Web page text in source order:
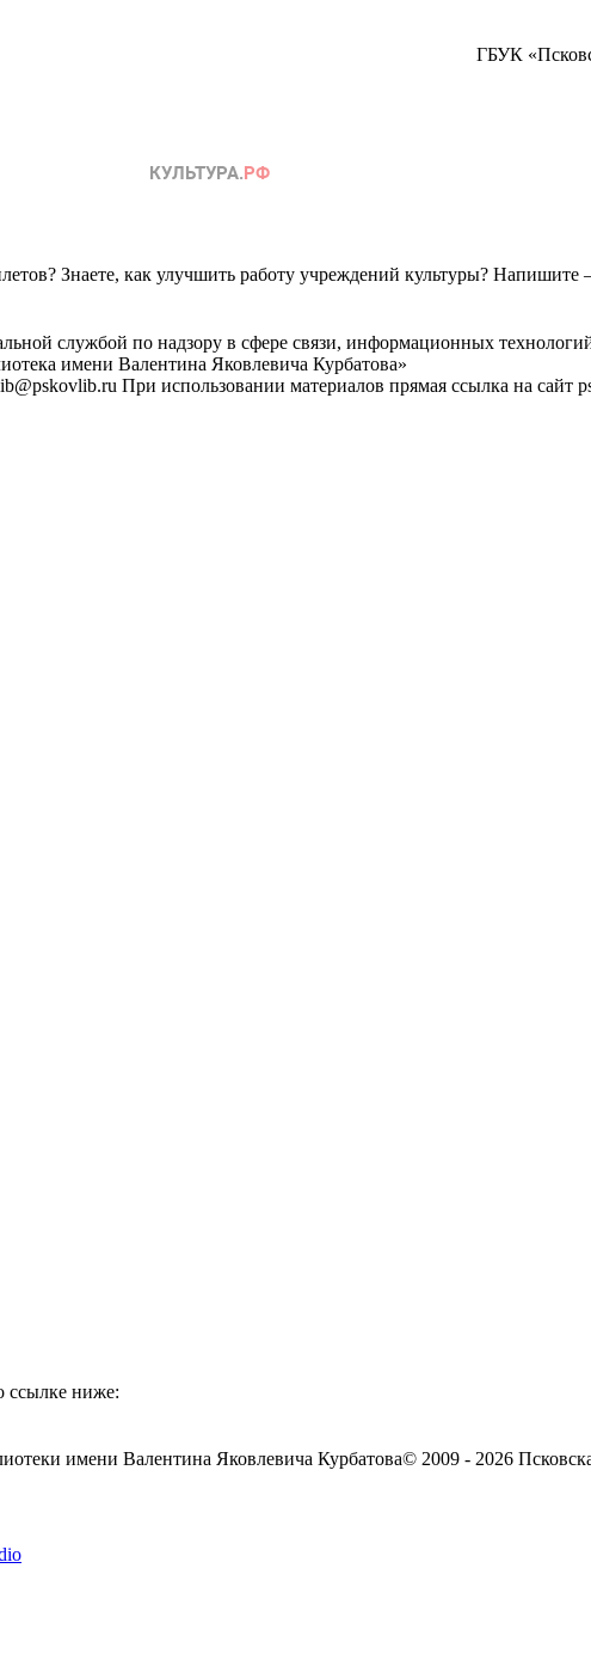
ГБУК
Знаете, как улучшить работу учреждений культуры? Напишите
службой по надзору в сфере связи, информационных
имени Валентина Яковлевича Курбатова»
При использовании материалов прямая ссылка на сайт
ссылке ниже:
имени Валентина Яковлевича Курбатова© 2009 - 2026